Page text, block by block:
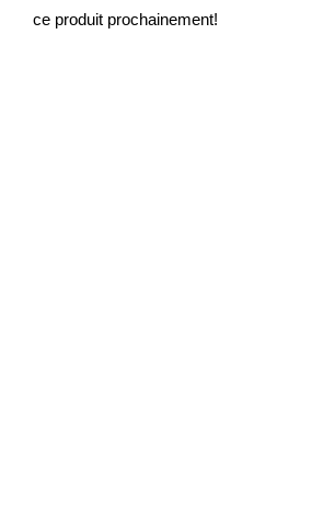
ce produit prochainement!